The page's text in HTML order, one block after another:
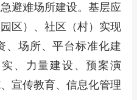
避难场所建设。基层应
区）、社区（村）实现
、场所、平台标准化建
、力量建设、预案演
宣传教育、信息化管理